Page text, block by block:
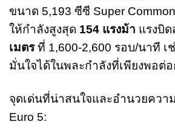
ขนาด 5,193 ซีซี Super
ให้กำลังสูงสุด 154 แรงม้า แรงบิด
เมตรที่ 1,600-2,600 รอบ/นาที เ
มั่นใจได้ในพละกำลังที่เพียงพอต่
จุดเด่นที่น่าสนใจและอำนวยควา
Euro 5: